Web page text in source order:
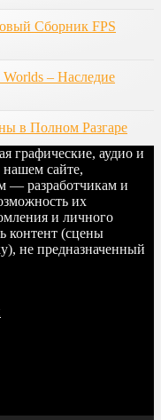
Сборник FPS
– Наследие
в Полном Разгаре
графические, аудио и
сайте,
— разработчикам и
их
и личного
контент (сцены
не предназначенный